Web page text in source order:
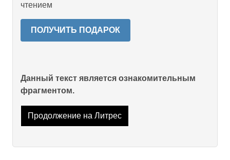
чтением
ПОЛУЧИТЬ ПОДАРОК
Данный текст является ознакомительным
фрагментом.
Продолжение на Литрес